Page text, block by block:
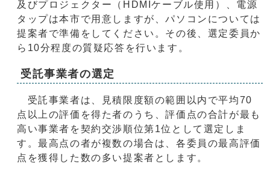
及びプロジェクター（HDMIケーブル使用）、電源
タップは本市で用意しますが、パソコンについては
提案者で準備をしてください。その後、選定委員か
ら10分程度の質疑応答を行います。
受託事業者の選定
受託事業者は、見積限度額の範囲以内で平均70
点以上の評価を得た者のうち、評価点の合計が最も
高い事業者を契約交渉順位第1位として選定しま
す。最高点の者が複数の場合は、各委員の最高評価
点を獲得した数の多い提案者とします。